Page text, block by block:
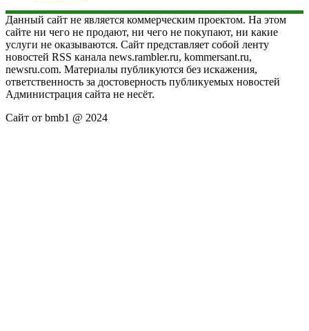
Данный сайт не является коммерческим проектом. На этом
сайте ни чего не продают, ни чего не покупают, ни какие
услуги не оказываются. Сайт представляет собой ленту
новостей RSS канала news.rambler.ru, kommersant.ru,
newsru.com. Материалы публикуются без искажения,
ответственность за достоверность публикуемых новостей
Администрация сайта не несёт.
Сайт от bmb1 @ 2024